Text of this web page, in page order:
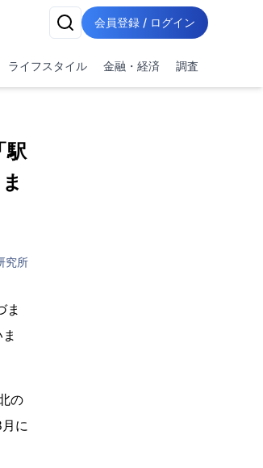
会員登録 / ログイン
ライフスタイル 金融・経済 調査
駅
究所
ま
の
に